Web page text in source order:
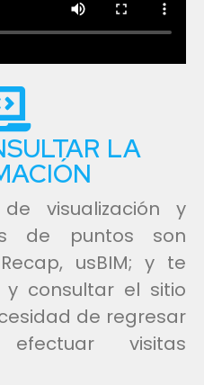
LA
visualización y
de puntos son
usBIM; y te
y consultar el sitio
de regresar
visitas